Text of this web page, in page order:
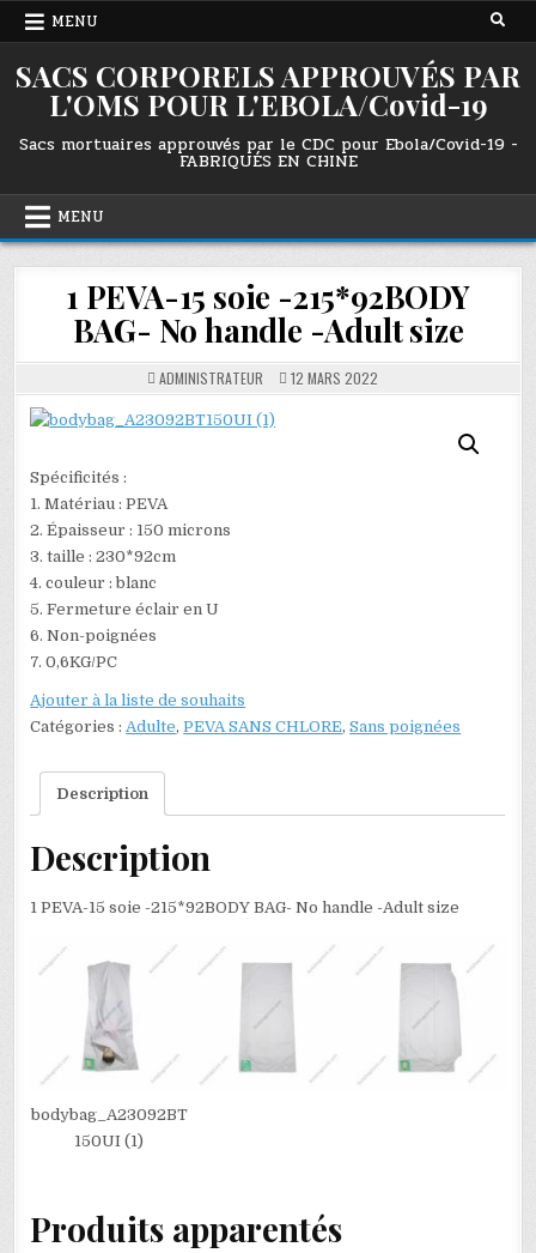
Skip
MENU
SACS CORPORELS APPROUVÉS PAR
L'OMS POUR L'EBOLA/Covid-19
Sacs mortuaires approuvés par le CDC pour Ebola/Covid-19 -
FABRIQUÉS EN CHINE
MENU
1 PEVA-15 soie -215*92BODY
BAG- No handle -Adult size
ADMINISTRATEUR 12 MARS 2022
Spécificités :
1. Matériau : PEVA
2. Épaisseur : 150 microns
3. taille : 230*92cm
4. couleur : blanc
5. Fermeture éclair en U
6. Non-poignées
7. 0,6KG/PC
Ajouter à la liste de souhaits
Catégories :Adulte,PEVA SANS CHLORE,Sans poignées
Description
Description
1 PEVA-15 soie -215*92BODY BAG- No handle -Adult size
bodybag_A23092BT
150UI (1)
Produits apparentés